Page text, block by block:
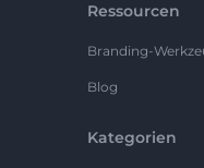
Ressourcen
Branding-
Blog
Kategorien